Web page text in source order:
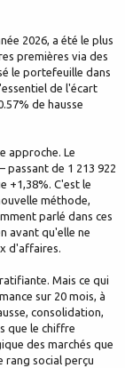
2026, a été le plus
premières via des
le portefeuille dans
de l'écart
de hausse
approche. Le
de 1 213 922
+1,38%. C'est le
méthode,
parlé dans ces
avant qu'elle ne
d'affaires.
Mais ce qui
sur 20 mois, à
consolidation,
que le chiffre
des marchés que
rang social perçu